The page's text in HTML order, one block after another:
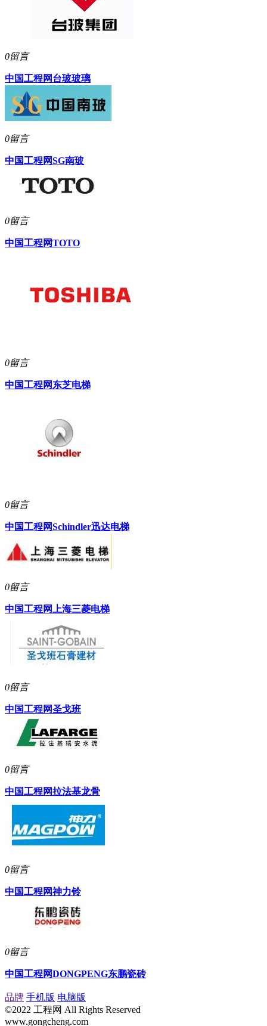
0留言
中国工程网台玻玻璃
0留言
中国工程网SG南玻
0留言
中国工程网TOTO
0留言
中国工程网东芝电梯
0留言
中国工程网Schindler迅达电梯
0留言
中国工程网 上海三菱电梯
0留言
中国工程网圣戈班
0留言
中国工程网拉法基龙骨
0留言
中国工程网神力铃
0留言
中国工程网DONGPENG东鹏瓷砖
品牌 手机版 电脑版
©2022 工程网 All Rights Reserved
www.gongcheng.com